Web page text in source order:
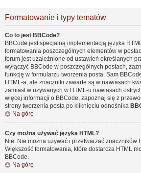
Formatowanie i typy tematów
Co to jest BBCode?
BBCode jest specjalną implementacją języka
formatowania poszczególnych elementów w
forum jest uzależnione od ustawień określanych
wyłączyć BBCode w poszczególnych postach,
funkcję w formularzu tworzenia posta. Sam
HTML-a, ale znaczniki zawarte są w nawiasach
zamiast w używanych w HTML-u nawiasach
więcej informacji o BBCode, zapoznaj się z
strony tworzenia posta po kliknięciu odnośnika
Na górę
Czy można używać języka HTML?
Nie. Nie można używać i przetwarzać znaczników
Większość formatowania, które dostarcza HTML
BBCode.
Na górę